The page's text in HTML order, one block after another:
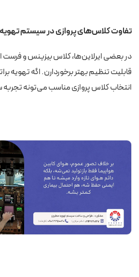
تفاوت کلاس‌های پروازی در سیستم تهویه
در بعضی ایرلاین‌ها، کلاس بیزینس و فرست
قابلیت تنظیم بهتر برخوردارن. اگه تهویه
انتخاب کلاس پروازی مناسب می‌تونه تجربه